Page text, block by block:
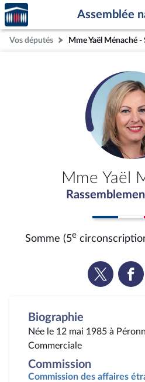
Aller au contenu
Aller en bas de la page
Accèder
à la
page
d'accueil
Assemblée
Vos députés
Mme Yaël
Somme (5e
Voir
la
Voir
la
Biographie
Née le 12 mai 1985 à
Commerciale
Commission
Commission des affaires